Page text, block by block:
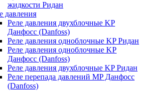
жидкости Ридан
давления
Реле давления двухблочные KP
Данфосс (Danfoss)
Реле давления одноблочные KP Ридан
Реле давления одноблочные KP
Данфосс (Danfoss)
Реле давления двухблочные KP Ридан
Реле перепада давлений MP Данфосс
(Danfoss)